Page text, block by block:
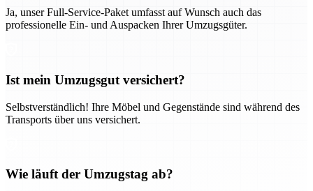
Ja, unser Full-Service-Paket umfasst auf Wunsch auch das
professionelle Ein- und Auspacken Ihrer Umzugsgüter.
Ist mein Umzugsgut versichert?
Selbstverständlich! Ihre Möbel und Gegenstände sind während des
Transports über uns versichert.
Wie läuft der Umzugstag ab?